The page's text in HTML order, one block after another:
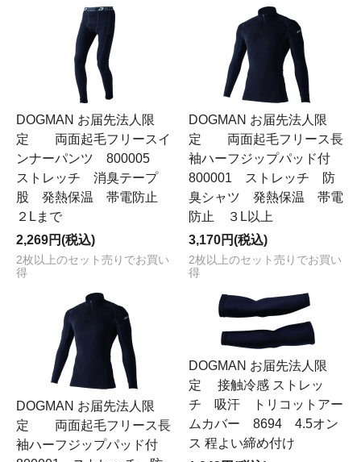
DOGMAN お届先法人限
定 両面起毛フリースイ
ンナーパンツ 800005
ストレッチ 消臭テープ
股 発熱保温 帯電防止
２Lまで
2,269円(税込)
2枚以上のセット売りでお買い
得
DOGMAN お届先法人限
定 両面起毛フリース長
袖ハーフジップパッド付
800001 ストレッチ 防
臭シャツ 発熱保温 帯電
防止 ３L以上
3,170円(税込)
2枚以上のセット売りでお買い
得
DOGMAN お届先法人限
定 両面起毛フリース長
袖ハーフジップパッド付
DOGMAN お届先法人限
定 接触冷感 ストレッ
チ 吸汗 トリコットアー
ムカバー 8694 4.5オン
ス 程よい締め付け